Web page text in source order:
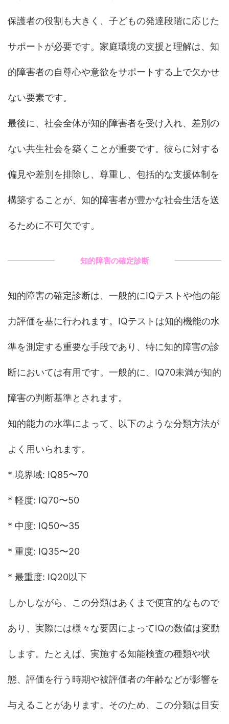
保護者の役割も大きく、子どもの発達段階に応じた
サポートが必要です。家庭環境の支援と理解は、知
的障害者の自尊心や意欲をサポートする上で欠かせ
ない要素です。
最後に、社会全体が知的障害者を受け入れ、差別の
ない共生社会を築くことが重要です。彼らに対する
偏見や差別を排除し、尊重し、包括的な支援体制を
構築することが、知的障害者が豊かな社会生活を送
るために不可欠です。
知的障害の確定診断
知的障害の確定診断は、一般的にIQテストや他の能
力評価を基に行われます。IQテストは知的機能の水
準を測定する重要な手段であり、特に知的障害の診
断においては有用です。一般的に、IQ70未満が知的
障害の判断基準とされます。
知的能力の水準によって、以下のような分類方法が
よく用いられます。
* 境界域: IQ85〜70
* 軽度: IQ70〜50
* 中度: IQ50〜35
* 重度: IQ35〜20
* 最重度: IQ20以下
しかしながら、この分類はあくまで便宜的なもので
あり、実際には様々な要因によってIQの数値は変動
します。たとえば、実施する知能検査の種類や状
態、評価を行う時期や被評価者の年齢などが影響を
与えることがあります。そのため、この分類は目安